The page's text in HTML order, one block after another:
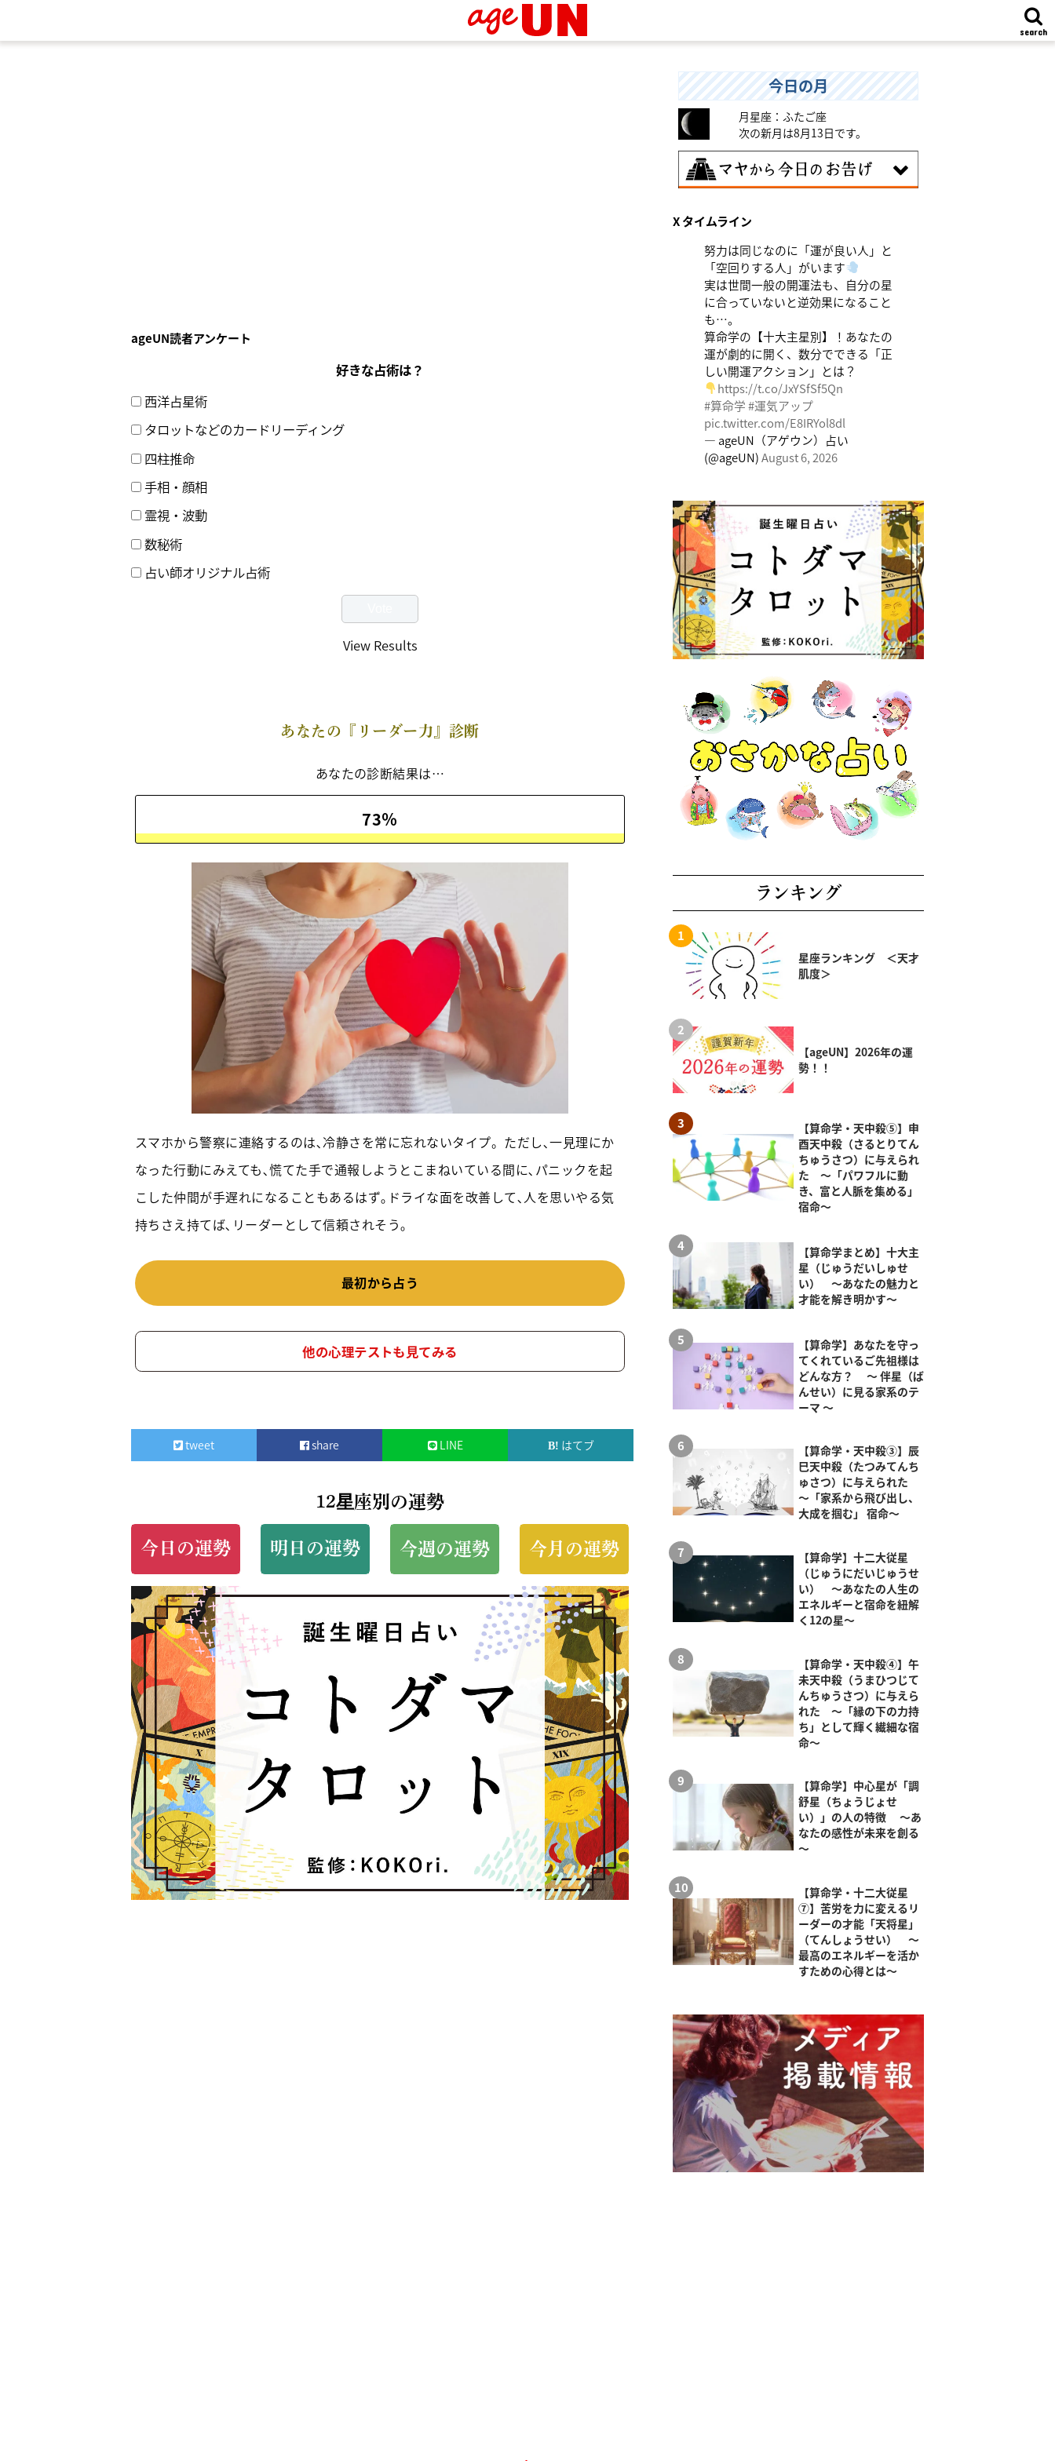
search
ageUN読者アンケート
好きな占術は？
西洋占星術
タロットなどのカードリーディング
四柱推命
手相・顔相
霊視・波動
数秘術
占い師オリジナル占術
View Results
あなたの『リーダー力』診断
あなたの診断結果は…
73％
スマホから警察に連絡するのは､冷静さを常に忘れないタイプ。ただし､一見理にか
なった行動にみえても､慌てた手で通報しようとこまねいている間に､パニックを起
こした仲間が手遅れになることもあるはず｡ドライな面を改善して､人を思いやる気
持ちさえ持てば､リーダーとして信頼されそう｡
最初から占う
他の心理テストも見てみる
tweet share LINE はてブ
12星座別の運勢
今日の運勢 明日の運勢 今週の運勢 今月の運勢
今日の月
月星座：ふたご座
次の新月は8月13日です。
興味のある分野で、熟練を志す日。なんと
とで、才能が開花します。
X タイムライン
努力は同じなのに「運が良い人」と
「空回りする人」がいます
実は世間一般の開運法も、自分の星
に合っていないと逆効果になること
も…。
算命学の【十大主星別】！あなたの
運が劇的に開く、数分でできる「正
しい開運アクション」とは？
https://t.co/JxYSfSf5Qn
#算命学#運気アップ
pic.twitter.com/E8IRYol8dl
— ageUN（アゲウン）占い
(@ageUN)August 6, 2026
ランキング
星座ランキング ＜天才
肌度＞
【ageUN】2026年の運
勢！！
【算命学・天中殺⑤】申
酉天中殺（さるとりてん
ちゅうさつ）に与えられ
た ～「パワフルに動
き、富と人脈を集める」
宿命～
【算命学まとめ】十大主
星（じゅうだいしゅせ
い） ～あなたの魅力と
才能を解き明かす～
【算命学】あなたを守っ
てくれているご先祖様は
どんな方？ ～ 伴星（ば
んせい）に見る家系のテ
ーマ ～
【算命学・天中殺③】辰
巳天中殺（たつみてんち
ゅさつ）に与えられた
～「家系から飛び出し、
大成を掴む」 宿命～
【算命学】十二大従星
（じゅうにだいじゅうせ
い） ～あなたの人生の
エネルギーと宿命を紐解
く12の星～
【算命学・天中殺④】午
未天中殺（うまひつじて
んちゅうさつ）に与えら
れた ～「縁の下の力持
ち」として輝く繊細な宿
命～
【算命学】中心星が「調
舒星（ちょうじょせ
い）」の人の特徴 ～あ
なたの感性が未来を創る
～
【算命学・十二大従星
⑦】苦労を力に変えるリ
ーダーの才能「天将星」
（てんしょうせい） ～
最高のエネルギーを活か
すための心得とは～